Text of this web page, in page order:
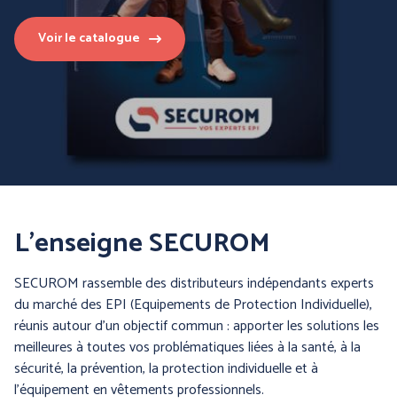
PROTECTION DU CORPS
PROTECTION DU CORPS
- TECHNIQUE -
PROTECTION DU CORPS
- THERMIQUE et
INTEMPÉRIES
PROTECTION DES PIEDS
Voir le catalogue
L’enseigne SECUROM
SECUROM rassemble des distributeurs indépendants experts
du marché des EPI (Equipements de Protection Individuelle),
réunis autour d’un objectif commun : apporter les solutions les
meilleures à toutes vos problématiques liées à la santé, à la
sécurité, la prévention, la protection individuelle et à
l’équipement en vêtements professionnels.